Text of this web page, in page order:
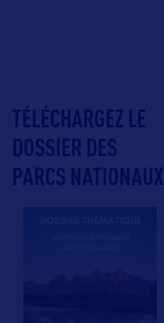
TÉLÉCHARGEZ LE
DOSSIER DES
PARCS NATIONAUX